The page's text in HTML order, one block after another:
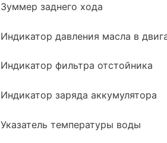
Зуммер заднего хода
Индикатор давления масла в
Индикатор фильтра отстойника
Индикатор заряда аккумулятора
Указатель температуры воды